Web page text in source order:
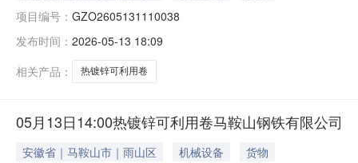
项目编号： GZO2605131110038
发布时间： 2026-05-13 18:09
相关产品：
热镀锌可利用卷
05月13日14:00热镀锌可利用卷马鞍山钢铁有限公司
安徽省｜马鞍山市｜雨山区 机械设备 货物